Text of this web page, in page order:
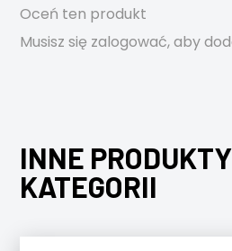
Oceń ten produkt
Musisz się zalogować, aby
INNE
KATEGORII